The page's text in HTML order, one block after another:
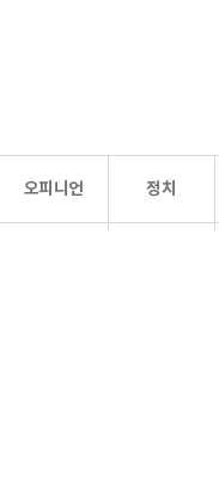
오피니언 정치